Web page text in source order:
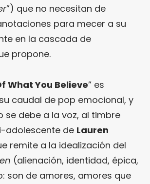
”) que no necesitan de
para mecer a su
en la cascada de
propone.
What You Believe” es
caudal de pop emocional, y
se debe a la voz, al timbre
adolescente de Lauren
remite a la idealización del
(alienación, identidad, épica,
son de amores, amores que